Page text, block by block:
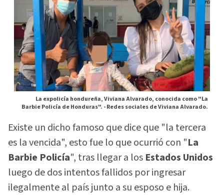
La expolicía hondureña, Viviana Alvarado, conocida como "La
Barbie Policía de Honduras". -Redes sociales de Viviana Alvarado.
Existe un dicho famoso que dice que "la tercera
es la vencida", esto fue lo que ocurrió con "La
Barbie Policía", tras llegar a los Estados Unidos
luego de dos intentos fallidos por ingresar
ilegalmente al país junto a su esposo e hija.